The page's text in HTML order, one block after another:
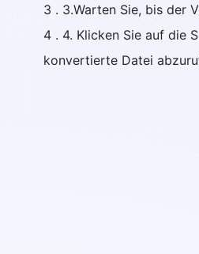
3 . 3.Warten Sie, bis der
4 . 4. Klicken Sie auf die
konvertierte Datei